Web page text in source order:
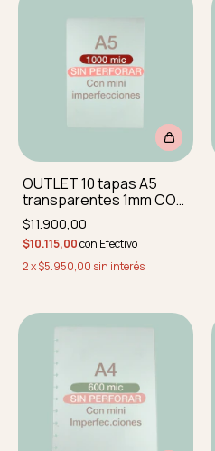
OUTLET 10 tapas A5
transparentes 1mm CON
MINI IMPERFEC
REDONDEADAS sin
perforar
$11.900,00
$10.115,00con Efectivo
2x$5.950,00 sin interés